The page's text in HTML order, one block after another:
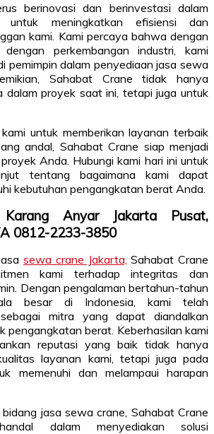
berinovasi dan berinvestasi dalam
untuk meningkatkan efisiensi dan
kami. Kami percaya bahwa dengan
perkembangan industri, kami
pemimpin dalam penyediaan jasa sewa
Sahabat Crane tidak hanya
dalam proyek saat ini, tetapi juga untuk
untuk memberikan layanan terbaik
andal, Sahabat Crane siap menjadi
Anda. Hubungi kami hari ini untuk
tentang bagaimana kami dapat
kebutuhan pengangkatan berat Anda.
Anyar Jakarta Pusat,
0812-2233-3850
sewa crane Jakarta, Sahabat Crane
kami terhadap integritas dan
Dengan pengalaman bertahun-tahun
besar di Indonesia, kami telah
mitra yang dapat diandalkan
pengangkatan berat. Keberhasilan kami
reputasi yang baik tidak hanya
layanan kami, tetapi juga pada
memenuhi dan melampaui harapan
jasa sewa crane, Sahabat Crane
dalam menyediakan solusi